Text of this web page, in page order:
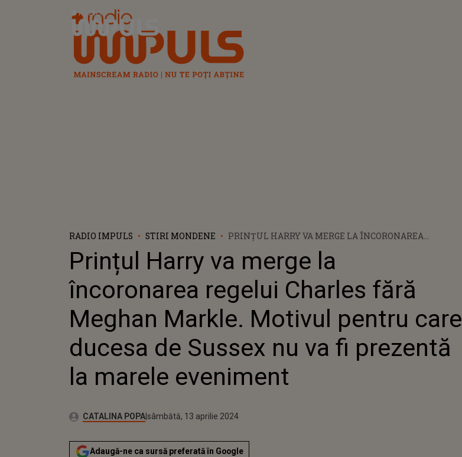
Radio Impuls
RADIO IMPULS STIRI MONDENE
PRINȚUL HARRY VA MERGE LA ÎNCORONAREA
PENTRU CARE DUCESA DE SUSSEX NU VA FI PREZENTĂ
LA MARELE EVENIMENT
Prințul Harry va merge la
încoronarea regelui Charles fără
Meghan Markle. Motivul pentru care
ducesa de Sussex nu va fi prezentă
la marele eveniment
Autor:CATALINA POPAPublicat:
sâmbătă, 15 aprilie 2023
Actualizat:
sâmbătă, 13 aprilie 2024
Adaugă-ne ca sursă preferată în Google